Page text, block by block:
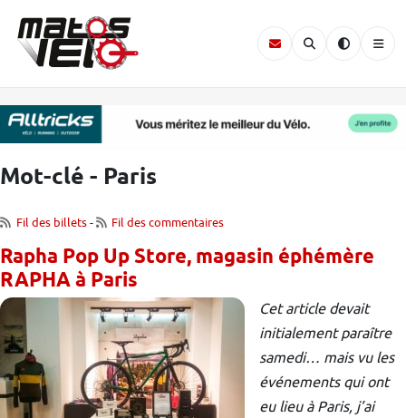
Mot-clé - Paris
Fil des billets- Fil des commentaires
Rapha Pop Up Store, magasin éphémère
RAPHA à Paris
Cet article devait
initialement paraître
samedi… mais vu les
événements qui ont
eu lieu à Paris, j’ai